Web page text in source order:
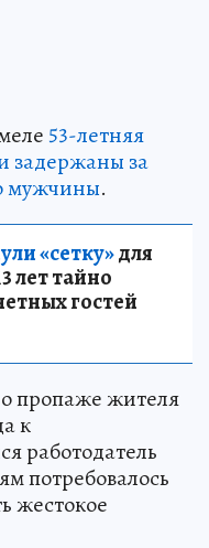
53-летняя
задержаны за
мужчины.
«сетку»для
лет тайно
гостей
пропаже жителя
к
работодатель
потребовалось
жестокое